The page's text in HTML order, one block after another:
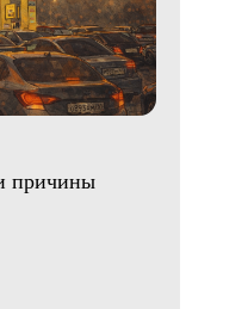
причины